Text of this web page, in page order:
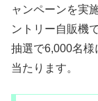
ャンペーンを実
ントリー自販機
抽選で6,000名
当たります。